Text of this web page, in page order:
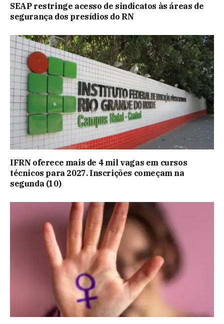
SEAP restringe acesso de sindicatos às áreas de
segurança dos presídios do RN
IFRN oferece mais de 4 mil vagas em cursos
técnicos para 2027. Inscrições começam na
segunda (10)